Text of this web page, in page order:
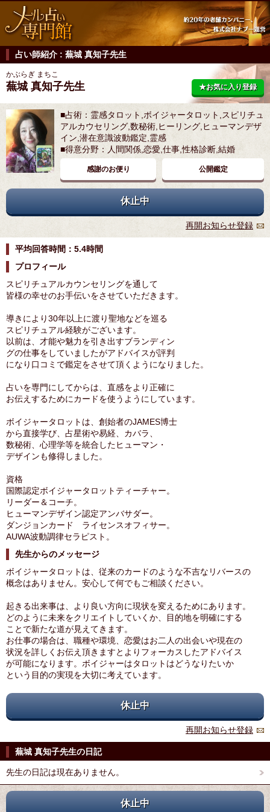
占い師紹介 : 蕪城 真知子先生
かぶらぎ まちこ
蕪城 真知子先生 ★お気に入り登録
■占術：霊感タロット,ボイジャータロット,スピリチュ
アルカウセリング,数秘術,ヒーリング,ヒューマンデザ
イン,潜在意識波動鑑定,霊感
■得意分野：人間関係,恋愛,仕事,性格診断,結婚
感謝のお便り 公開鑑定
休止中
再開お知らせ登録
平均回答時間：5.4時間
プロフィール
スピリチュアルカウンセリングを通して
皆様の幸せのお手伝いをさせていただきます。
導きにより30年以上に渡り聖地などを巡る
スピリチュアル経験がございます。
以前は、才能や魅力を引き出すブランディン
グの仕事をしていましたがアドバイスが評判
になり口コミで鑑定をさせて頂くようになりました。
占いを専門にしてからは、直感をより正確に
お伝えするためにカードを使うようにしています。
ボイジャータロットは、創始者のJAMES博士
から直接学び、占星術や易経、カバラ、
数秘術、心理学等を統合したヒューマン・
デザインも修得しました。
資格
国際認定ボイジャータロットティーチャー。
リーダー＆コーチ。
ヒューマンデザイン認定アンバサダー。
ダンジョンカード ライセンスオフィサー。
AUWA波動調律セラピスト。
先生からのメッセージ
ボイジャータロットは、従来のカードのような不吉なリバースの
概念はありません。安心して何でもご相談ください。
起きる出来事は、より良い方向に現状を変えるためにあります。
どのように未来をクリエイトしていくか、目的地を明確にする
ことで新たな道が見えてきます。
お仕事の場合は、職種や環境、恋愛はお二人の出会いや現在の
状況を詳しくお伝え頂きますとよりフォーカスしたアドバイス
が可能になります。ボイジャーはタロットはどうなりたいか
という目的の実現を大切に考えています。
休止中
再開お知らせ登録
蕪城 真知子先生の日記
先生の日記は現在ありません。
休止中